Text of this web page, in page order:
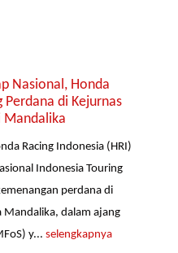
Nasional, Honda
Perdana di Kejurnas
Mandalika
Racing Indonesia (HRI)
Indonesia Touring
perdana di
dalam ajang
y...selengkapnya